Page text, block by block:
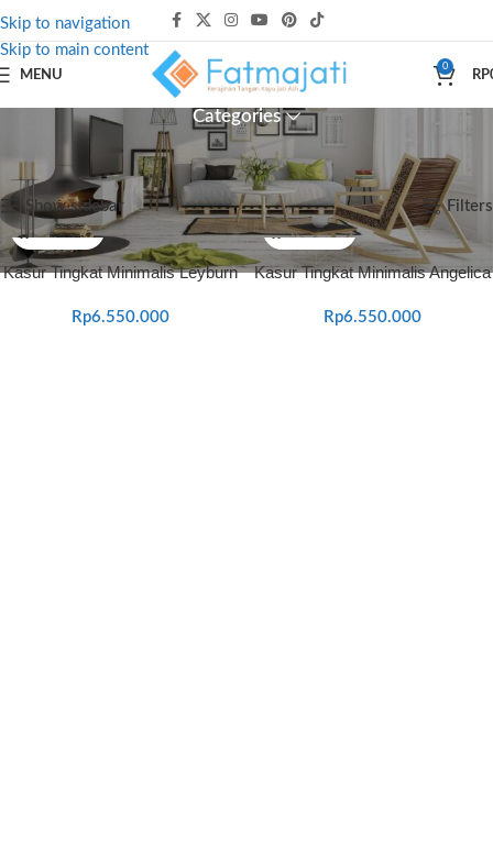
Skip to navigation
Skip to main content
MENU
0
RP
Categories
Produk dengan tag “dipan anak modern”
Menampilkan semua 2 hasil
Show sidebar Filters
Kasur Tingkat Minimalis Leyburn
Rp6.550.000
Kasur Tingkat Minimalis Angelica
Rp6.550.000